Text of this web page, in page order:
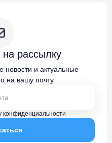
рассылку
новости и актуальные
на вашу почту